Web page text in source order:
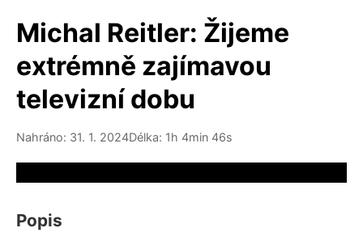
Michal Reitler: Žijeme
extrémně zajímavou
televizní dobu
Nahráno: 31. 1. 2024Délka: 1h 4min 46s
Popis